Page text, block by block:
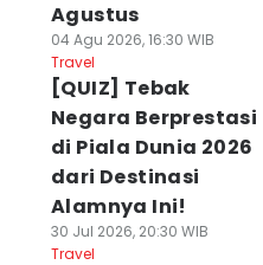
Agustus
04 Agu 2026, 16:30 WIB
Travel
[QUIZ] Tebak
Negara Berprestasi
di Piala Dunia 2026
dari Destinasi
Alamnya Ini!
30 Jul 2026, 20:30 WIB
Travel